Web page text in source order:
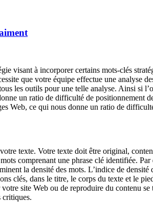
visant à incorporer certains mots-clés
que votre équipe effectue une analyse
les outils pour une telle analyse. Ainsi si
un ratio de difficulté de positionnement
Web, ce qui nous donne un ratio de
texte. Votre texte doit être original,
comprenant une phrase clé identifiée.
la densité des mots. L’indice de
clés, dans le titre, le corps du texte et le
site Web ou de reproduire du contenu
critiques.